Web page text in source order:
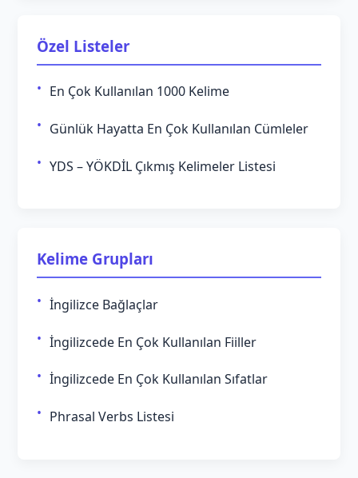
Özel Listeler
En Çok Kullanılan 1000 Kelime
Günlük Hayatta En Çok Kullanılan Cümleler
YDS – YÖKDİL Çıkmış Kelimeler Listesi
Kelime Grupları
İngilizce Bağlaçlar
İngilizcede En Çok Kullanılan Fiiller
İngilizcede En Çok Kullanılan Sıfatlar
Phrasal Verbs Listesi